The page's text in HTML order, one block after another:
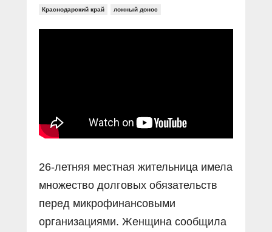
Краснодарский край ложный донос
26-летняя местная жительница имела
множество долговых обязательств
перед микрофинансовыми
организациями. Женщина сообщила